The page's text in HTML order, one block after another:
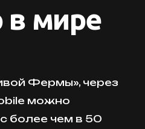
в мире
Фермы», через
можно
более чем в 50